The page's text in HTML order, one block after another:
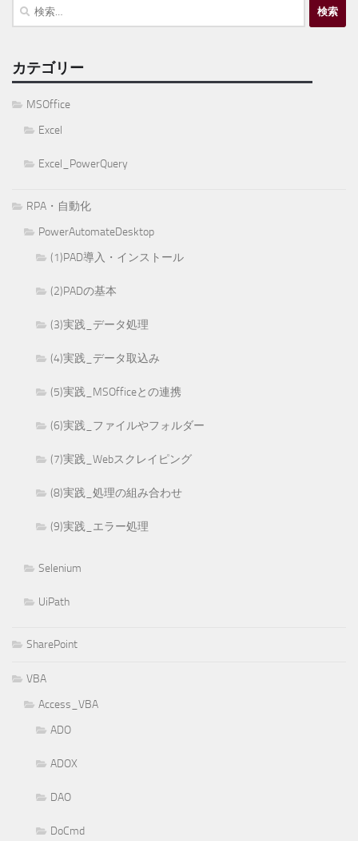
検
カテゴリー
MSOffice
Excel
Excel_PowerQuery
RPA・自動化
PowerAutomateDesktop
(1)PAD導入・インストール
(2)PADの基本
(3)実践_データ処理
(4)実践_データ取込み
(5)実践_MSOfficeとの連携
(6)実践_ファイルやフォルダー
(7)実践_Webスクレイピング
(8)実践_処理の組み合わせ
(9)実践_エラー処理
Selenium
UiPath
SharePoint
VBA
Access_VBA
ADO
ADOX
DAO
DoCmd